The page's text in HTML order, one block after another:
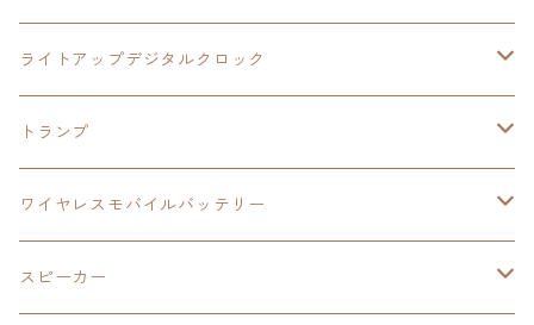
置くだけスピーカー
飾れるはがき
オーロラアクリルスタンド
創の軌跡
ケーブルステージ
イラストフレームクロック
40周年記念
黎の軌跡
3in1充電ケーブル
黎の軌跡Ⅱ
ソーラーパネル
LEDライト付き
閃の軌跡Ⅳ
イースⅨ
零の軌跡：改
碧の軌跡：改
創の軌跡
黎の軌跡
ワンピース
今日から俺は！！
ゴジラ
手塚治虫
閃の軌跡Ⅳ
イースⅨ
零の軌跡：改
碧の軌跡：改
ライトアップデジタルクロック
閃の軌跡Ⅳ
イースⅨ
零の軌跡：改
トランプ
日本ファルコム
ワイヤレスモバイルバッテリー
イースⅨ
スピーカー